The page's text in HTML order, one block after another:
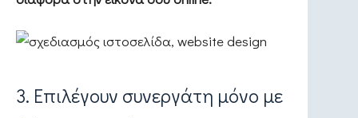
3. Επιλέγουν συνεργάτη μόνο με